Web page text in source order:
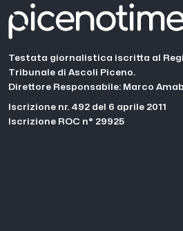
Testata giornalistica iscritta al
Tribunale di Ascoli Piceno.
Direttore Responsabile: Marco
Iscrizione nr. 492 del 6 aprile 2011
Iscrizione ROC n° 29925